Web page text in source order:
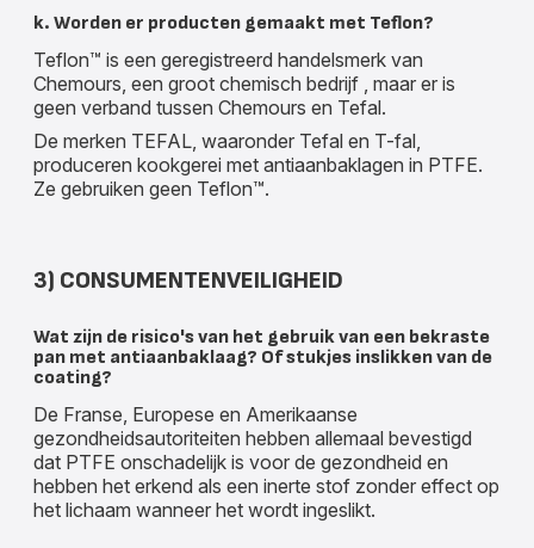
k. Worden er producten gemaakt met Teflon?
Teflon™ is een geregistreerd handelsmerk van
Chemours, een groot chemisch bedrijf , maar er is
geen verband tussen Chemours en Tefal.
De merken TEFAL, waaronder Tefal en T-fal,
produceren kookgerei met antiaanbaklagen in PTFE.
Ze gebruiken geen Teflon™.
3) CONSUMENTENVEILIGHEID
Wat zijn de risico's van het gebruik van een bekraste
pan met antiaanbaklaag? Of stukjes inslikken van de
coating?
De Franse, Europese en Amerikaanse
gezondheidsautoriteiten hebben allemaal bevestigd
dat PTFE onschadelijk is voor de gezondheid en
hebben het erkend als een inerte stof zonder effect op
het lichaam wanneer het wordt ingeslikt.